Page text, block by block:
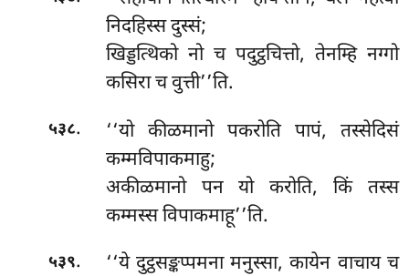
निदहिस्स दुस्सं;
खिड्डत्थिको नो च पदुट्ठचित्तो, तेनम्हि नग्गो
कसिरा च वुत्ती’’ति.
५३८.
‘‘यो कीळमानो पकरोति पापं, तस्सेदिसं
कम्मविपाकमाहु;
अकीळमानो पन यो करोति, किं तस्स
कम्मस्स विपाकमाहू’’ति.
५३९. ‘‘ये दुट्ठसङ्कप्पमना मनुस्सा, कायेन वाचाय च